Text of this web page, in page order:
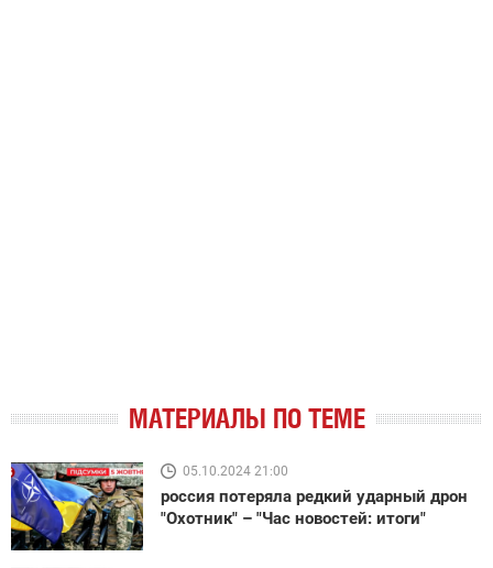
МАТЕРИАЛЫ ПО ТЕМЕ
05.10.2024 21:00
россия потеряла редкий ударный дрон
"Охотник" – "Час новостей: итоги"